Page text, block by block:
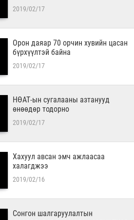
2019/02/17
Орон даяар 70 орчин хувийн цасан
бүрхүүлтэй байна
2019/02/17
НӨАТ-ын сугалааны азтанууд
өнөөдөр тодорно
2019/02/17
Хахуул авсан эмч ажлаасаа
халагджээ
2019/02/16
Сонгон шалгаруулалтын